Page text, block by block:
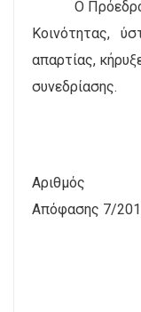
Ο
Κοινότητας,
απαρτίας,
συνεδρίασης.
Αριθμός
Απόφασης 7/